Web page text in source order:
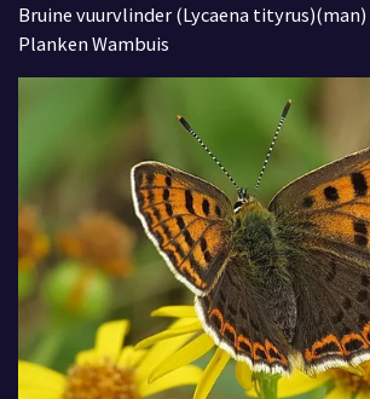
Bruine vuurvlinder (Lycaena tityrus)(man)
Planken Wambuis